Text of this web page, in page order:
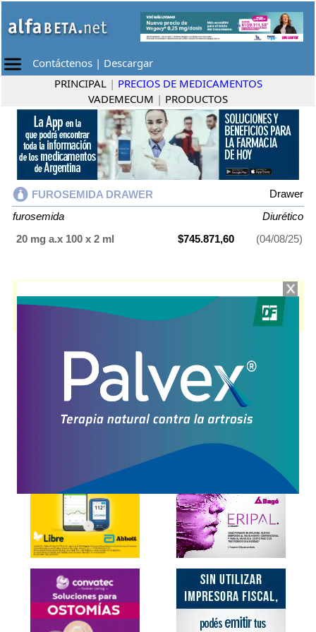
Contáctenos | Descargar
PRINCIPAL | PRECIOS DE MEDICAMENTOS
VADEMECUM | PRODUCTOS
FUROSEMIDA DRAWER
Drawer
furosemida
Diurético
20 mg a.x 100 x 2 ml
$745.871,60 (04/08/25)
Diurético. Es producido por
y cuenta con 1 presentación
Explorar más
Otros productos con
furosemida
Otros productos de
Drawer